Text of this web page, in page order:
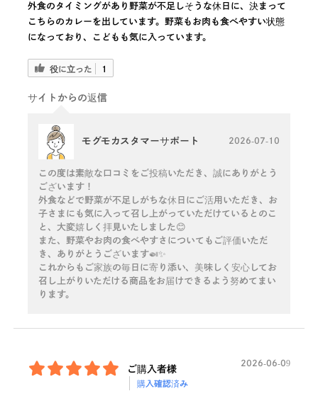
外食のタイミングがあり野菜が不足しそうな休日に、決まって
こちらのカレーを出しています。野菜もお肉も食べやすい状態
になっており、こどもも気に入っています。
役に立った 1
サイトからの返信
モグモカスタマーサポート 2026-07-10
この度は素敵な口コミをご投稿いただき、誠にありがとう
ございます！
外食などで野菜が不足しがちな休日にご活用いただき、お
子さまにも気に入って召し上がっていただけているとのこ
と、大変嬉しく拝見いたしました😊
また、野菜やお肉の食べやすさについてもご評価いただ
き、ありがとうございます🍛✨
これからもご家族の毎日に寄り添い、美味しく安心してお
召し上がりいただける商品をお届けできるよう努めてまい
ります。
ご購入者様
購入確認済み
2026-06-09